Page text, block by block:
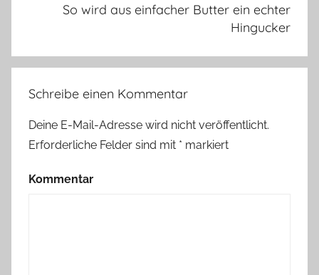
So wird aus einfacher Butter ein echter
Hingucker
Schreibe einen Kommentar
Deine E-Mail-Adresse wird nicht veröffentlicht.
Erforderliche Felder sind mit * markiert
Kommentar